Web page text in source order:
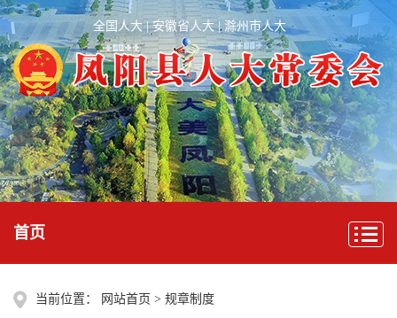
全国人大|安徽省人大| 滁州市人大
首页
当前位置： 网站首页 > 规章制度